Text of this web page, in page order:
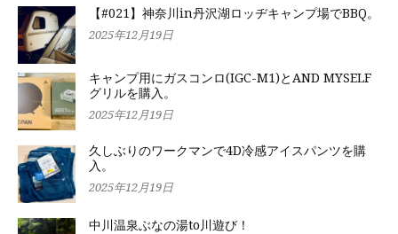
【#021】神奈川in丹沢湖ロッヂキャンプ場でBBQ。
2025年12月19日
キャンプ用にガスコンロ(IGC-M1)とAND MYSELF
グリルを購入。
2025年12月19日
久しぶりのワークマンで4D冷感アイスパンツを購
入。
2025年12月19日
中川温泉ぶなの湯to川遊び！